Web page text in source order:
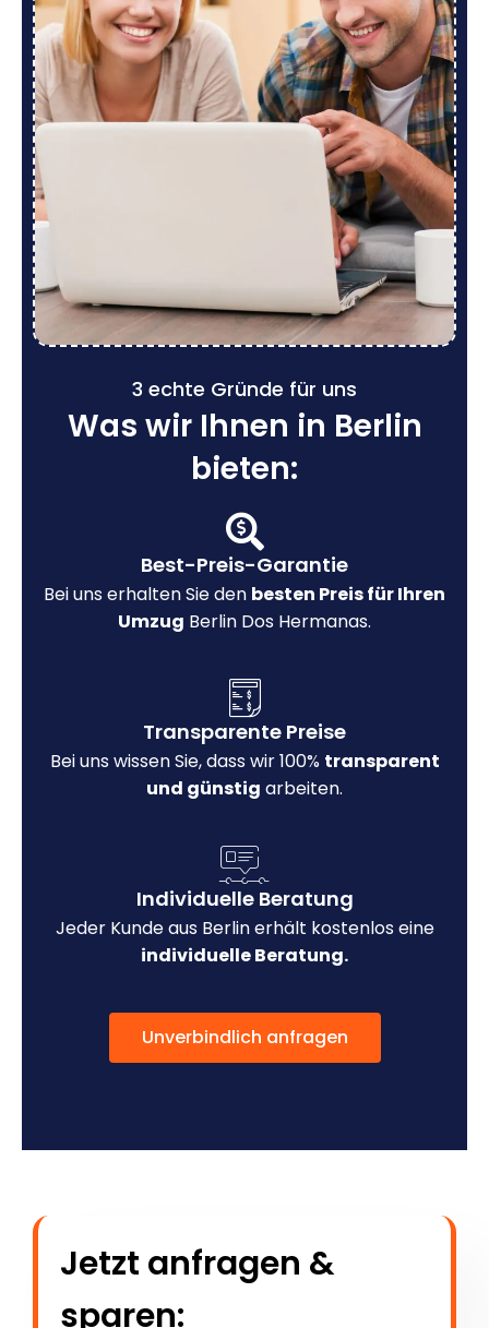
3 echte Gründe für uns
Was wir Ihnen in Berlin
bieten:
Best-Preis-Garantie
Bei uns erhalten Sie den besten Preis für Ihren
Umzug Berlin Dos Hermanas.
Transparente Preise
Bei uns wissen Sie, dass wir 100% transparent
und günstig arbeiten.
Individuelle Beratung
Jeder Kunde aus Berlin erhält kostenlos eine
individuelle Beratung.
Unverbindlich anfragen
Jetzt anfragen &
sparen: